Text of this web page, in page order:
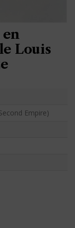
Louis
Empire)